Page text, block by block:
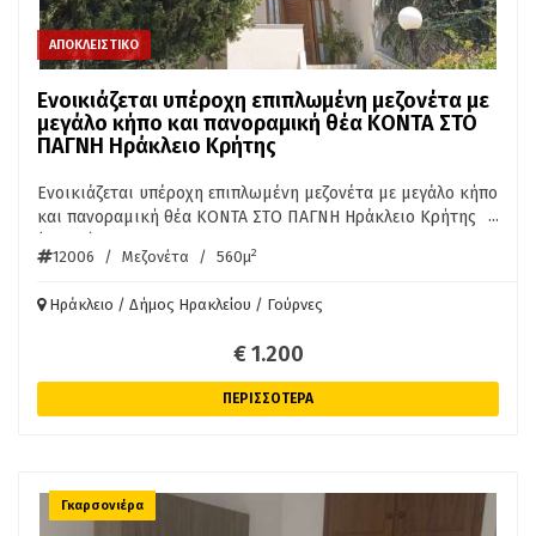
ΑΠΟΚΛΕΙΣΤΙΚΟ
Ενοικιάζεται υπέροχη επιπλωμένη μεζονέτα με
μεγάλο κήπο και πανοραμική θέα ΚΟΝΤΑ ΣΤΟ
ΠΑΓΝΗ Ηράκλειο Κρήτης
Ενοικιάζεται υπέροχη επιπλωμένη μεζονέτα με μεγάλο κήπο
και πανοραμική θέα ΚΟΝΤΑ ΣΤΟ ΠΑΓΝΗ Ηράκλειο Κρήτης
ΠΑΝΕΠΙΣΤΗΜΙΟ σε υπέροχο περιβάλλον μέσα σε οικόπεδο
φανταστική θέα θάλασσα. Προσφέρει τεράστιο σαλόνι με
μπάνια, 2 W.C, air condition, τεράστια βεράντα με
απεριόριστη θέα, εγκατάσταση ασανσέρ, μεγάλο κήπο,
τεράστιο φωτεινό υπόγειο με αποθηκευτικούς χώρους,
ΑΝΑΘΕΣΗ.
...
12006 / Μεζονέτα / 560μ2
Ηράκλειο / Δήμος Ηρακλείου / Γούρνες
€ 1.200
ΠΕΡΙΣΣΟΤΕΡΑ
Γκαρσονιέρα